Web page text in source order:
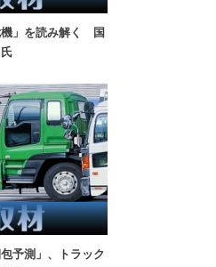
機」を読み解く 国
予測」、トラック